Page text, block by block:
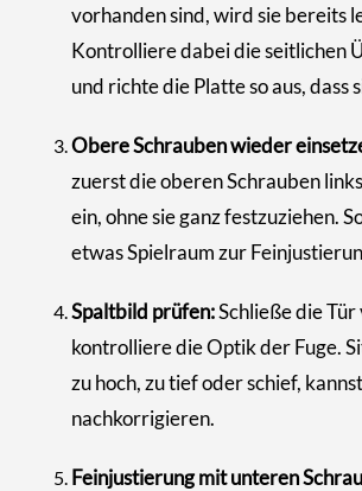
vorhanden sind, wird sie bereits
Kontrolliere dabei die seitlichen
und richte die Platte so aus, dass
Obere Schrauben wieder
zuerst die oberen Schrauben
ein, ohne sie ganz festzuziehen.
etwas Spielraum zur
Spaltbild prüfen:Schließe die
kontrolliere die Optik der Fuge.
zu hoch, zu tief oder schief,
nachkorrigieren.
Feinjustierung mit unteren